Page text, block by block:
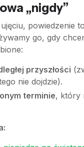
„nigdy”
powiedzenie
go, gdy
przyszłości
nie dojdzie).
terminie, który